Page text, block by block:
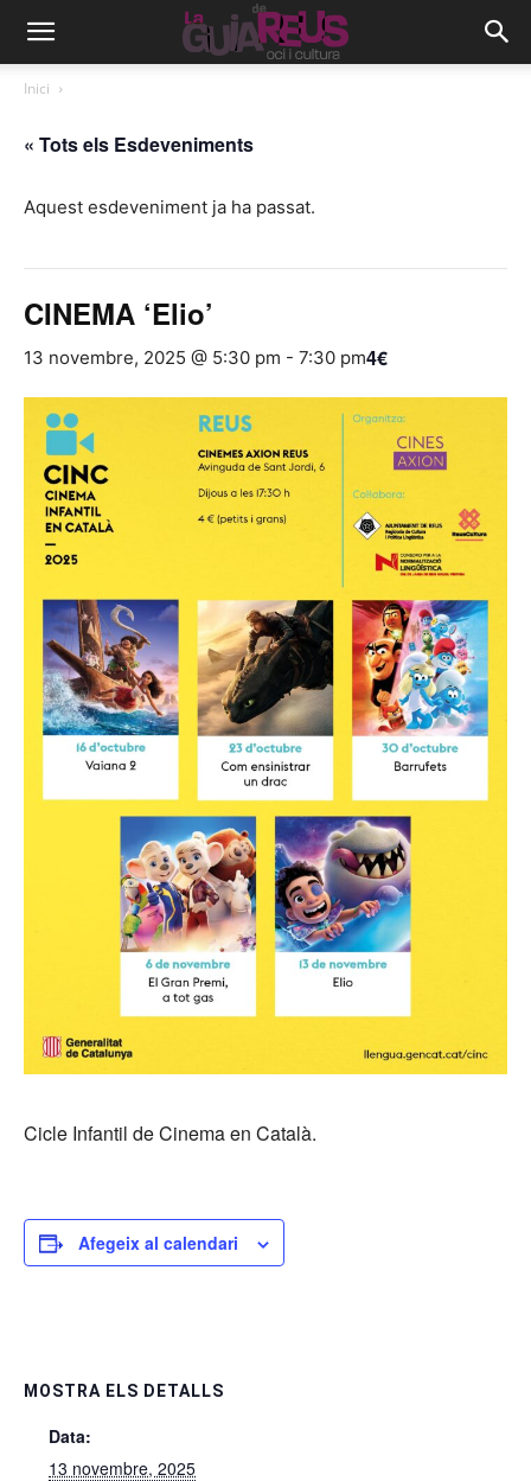
Inici
« Tots els Esdeveniments
Aquest esdeveniment ja ha passat.
CINEMA ‘Elio’
13 novembre, 2025 @ 5:30 pm - 7:30 pm4€
Cicle Infantil de Cinema en Català.
Afegeix al calendari
MOSTRA ELS DETALLS
Data:
13 novembre, 2025